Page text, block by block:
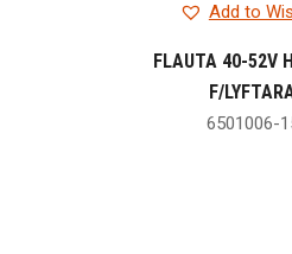
Add to
FLAUTA 40-52V
F/
6501006-